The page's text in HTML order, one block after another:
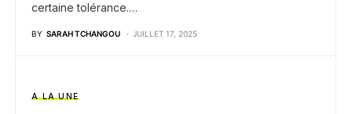
certaine tolérance.…
BY SARAH TCHANGOU JUILLET 17, 2025
A LA UNE